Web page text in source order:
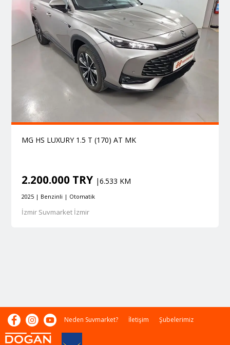
MG HS LUXURY 1.5 T (170) AT MK
2.200.000 TRY |6.533 KM
2025 | Benzinli | Otomatik
İzmir Suvmarket İzmir
Neden Suvmarket? İletişim Şubelerimiz